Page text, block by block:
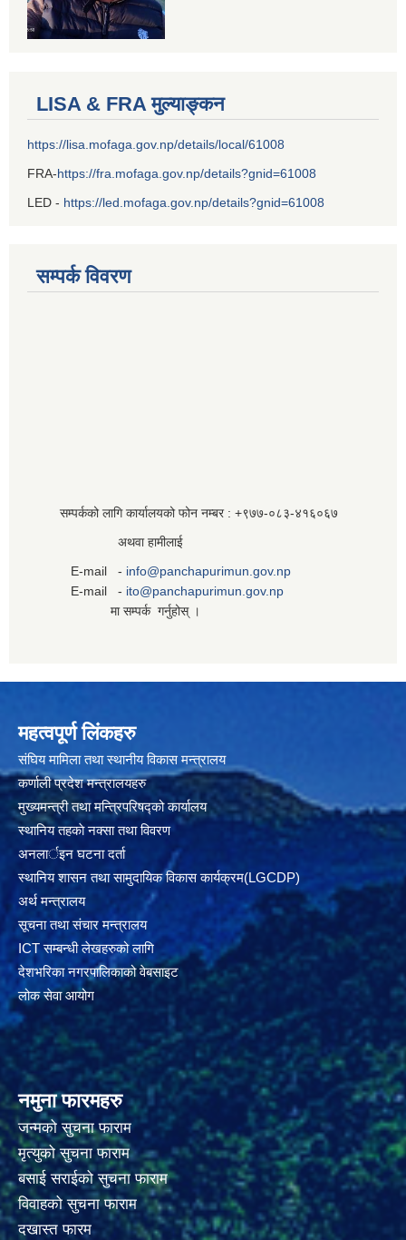
LISA & FRA मुल्याङ्कन
https://lisa.mofaga.gov.np/details/local/61008
FRA-https://fra.mofaga.gov.np/details?gnid=61008
LED - https://led.mofaga.gov.np/details?gnid=61008
सम्पर्क विवरण
सम्पर्कको लागि कार्यालयको फोन नम्बर : +९७७-०८३‍-४१६०६७
अथवा हामीलाई
E-mail - info@panchapurimun.gov.np
E-mail - ito@panchapurimun.gov.np
मा सम्पर्क गर्नुहोस् ।
महत्वपूर्ण लिंकहरु
संघिय मामिला तथा स्थानीय विकास मन्त्रालय
कर्णाली प्रदेश मन्त्रालयहरु
मुख्यमन्त्री तथा मन्त्रिपरिषद्को कार्यालय
स्थानिय तहकाे नक्सा तथा विवरण
अनलार्इन घटना दर्ता
स्थानिय शासन तथा सामुदायिक विकास कार्यक्रम(LGCDP)
अर्थ मन्त्रालय
सूचना तथा संचार मन्त्रालय
ICT सम्बन्धी लेखहरुको लागि
देशभरिका नगरपालिकाको वेबसाइट
लोक सेवा आयोग
नमुना फारमहरु
जन्मको सुचना फाराम
मृत्युको सुचना फाराम
बसाई सराईको सुचना फाराम
विवाहको सुचना फाराम
दखास्त फारम